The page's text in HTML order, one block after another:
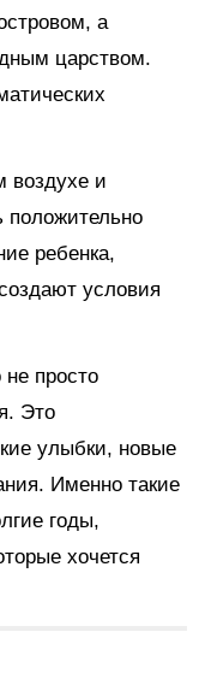
а
царством.
воздухе и
положительно
ребенка,
условия
просто
Это
улыбки, новые
Именно такие
годы,
хочется